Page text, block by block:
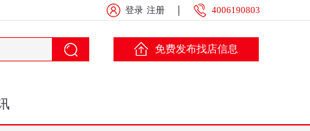
登录 注册 4006190803
免费发布找店信息